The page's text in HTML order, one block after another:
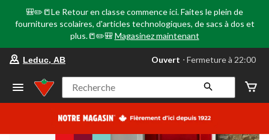
🎒✏️📒Le Retour en classe commence ici. Faites le plein de
fournitures scolaires, d'articles technologiques, de sacs à dos et
plus.📒✏️🎒 Magasinez maintenant
votre
préféré
Leduc,
AB,
courament
Fermeture
Leduc, AB Ouvert ⋅ Fermeture à 22:00
Recherche